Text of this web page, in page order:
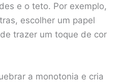
e o teto. Por exemplo,
escolher um papel
trazer um toque de cor
a monotonia e cria